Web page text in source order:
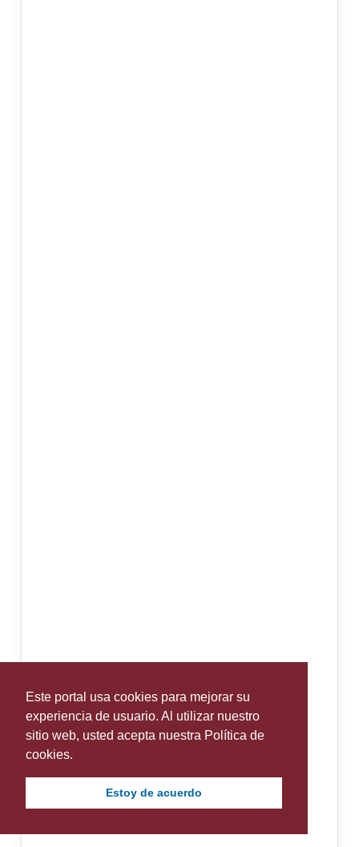
Este portal usa cookies para mejorar su
experiencia de usuario. Al utilizar nuestro
sitio web, usted acepta nuestra Política de
cookies.
Estoy de acuerdo